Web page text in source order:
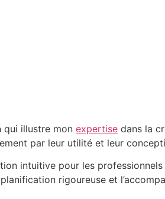
qui illustre mon expertise dans la
par leur utilité et leur
intuitive pour les
rigoureuse et